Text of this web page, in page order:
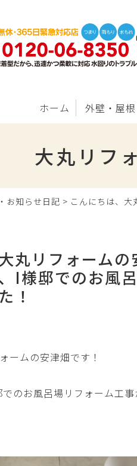
ホーム 外壁・屋根
大丸リフ
お知らせ日記 > こんにちは、大
丸リフォーム
I様邸でのお風
！
ームの安津畑です！
のお風呂場リフォーム工事